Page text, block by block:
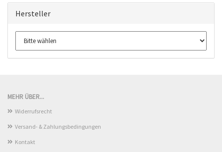
Hersteller
MEHR ÜBER...
Widerrufsrecht
Versand- & Zahlungsbedingungen
Kontakt